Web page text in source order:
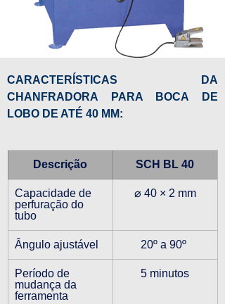
CARACTERÍSTICAS DA
CHANFRADORA PARA BOCA DE
LOBO DE ATÉ 40 MM:
Descrição SCH BL 40
Capacidade de
perfuração do
tubo
⌀ 40 × 2 mm
Ângulo ajustável 20º a 90º
Período de
mudança da
ferramenta
5 minutos